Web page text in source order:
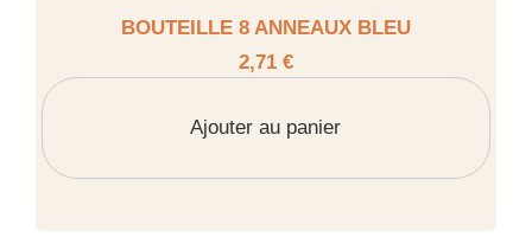
BOUTEILLE 8 ANNEAUX BLEU
2,71 €
Ajouter au panier